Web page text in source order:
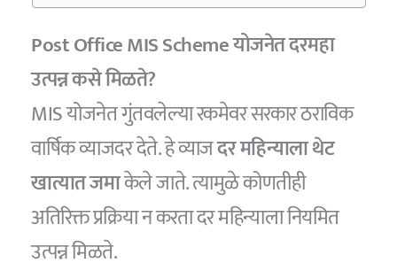
Post Office MIS Scheme योजनेत दरमहा
उत्पन्न कसे मिळते?
MIS योजनेत गुंतवलेल्या रकमेवर सरकार ठराविक
वार्षिक व्याजदर देते. हे व्याजदर महिन्याला थेट
खात्यात जमाकेले जाते. त्यामुळे कोणतीही
अतिरिक्त प्रक्रिया न करता दर महिन्याला नियमित
उत्पन्न मिळते.